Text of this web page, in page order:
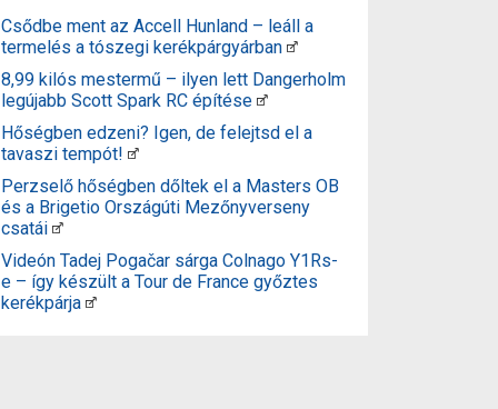
Csődbe ment az Accell Hunland – leáll a
termelés a tószegi kerékpárgyárban
8,99 kilós mestermű – ilyen lett Dangerholm
legújabb Scott Spark RC építése
Hőségben edzeni? Igen, de felejtsd el a
tavaszi tempót!
Perzselő hőségben dőltek el a Masters OB
és a Brigetio Országúti Mezőnyverseny
csatái
Videón Tadej Pogačar sárga Colnago Y1Rs-
e – így készült a Tour de France győztes
kerékpárja